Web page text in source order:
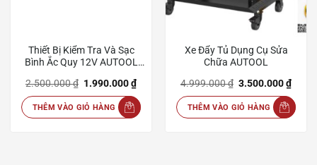
Thiết Bị Kiểm Tra Và Sạc
Bình Ắc Quy 12V AUTOOL
2.500.000₫ Giá
là:
2.500.000 ₫.
1.990.000₫Giá
hiện
tại
là:
1.990.000 ₫.
THÊM VÀO GIỎ HÀNG
Xe Đẩy Tủ Dụng Cụ Sửa
Chữa AUTOOL
4.999.000₫ Giá
là:
4.999.000 ₫.
3.500.000₫Giá
hiện
tại
là:
THÊM VÀO GIỎ HÀNG